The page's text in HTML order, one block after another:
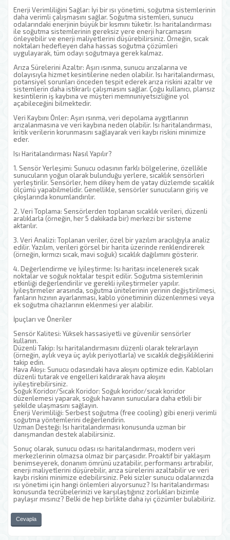
Enerji Verimliliğini Sağlar: İyi bir ısı yönetimi, soğutma sistemlerinin
daha verimli çalışmasını sağlar. Soğutma sistemleri, sunucu
odalarındaki enerjinin büyük bir kısmını tüketir. Isı haritalandırması
ile soğutma sistemlerinin gereksiz yere enerji harcamasını
önleyebilir ve enerji maliyetlerini düşürebilirsiniz. Örneğin, sıcak
noktaları hedefleyen daha hassas soğutma çözümleri
uygulayarak, tüm odayı soğutmaya gerek kalmaz.
Arıza Sürelerini Azaltır: Aşırı ısınma, sunucu arızalarına ve
dolayısıyla hizmet kesintilerine neden olabilir. Isı haritalandırması,
potansiyel sorunları önceden tespit ederek arıza riskini azaltır ve
sistemlerin daha istikrarlı çalışmasını sağlar. Çoğu kullanıcı, plansız
kesintilerin iş kaybına ve müşteri memnuniyetsizliğine yol
açabileceğini bilmektedir.
Veri Kaybını Önler: Aşırı ısınma, veri depolama aygıtlarının
arızalanmasına ve veri kaybına neden olabilir. Isı haritalandırması,
kritik verilerin korunmasını sağlayarak veri kaybı riskini minimize
eder.
Isı Haritalandırması Nasıl Yapılır?
1. Sensör Yerleşimi: Sunucu odasının farklı bölgelerine, özellikle
sunucuların yoğun olarak bulunduğu yerlere, sıcaklık sensörleri
yerleştirilir. Sensörler, hem dikey hem de yatay düzlemde sıcaklık
ölçümü yapabilmelidir. Genellikle, sensörler sunucuların giriş ve
çıkışlarında konumlandırılır.
2. Veri Toplama: Sensörlerden toplanan sıcaklık verileri, düzenli
aralıklarla (örneğin, her 5 dakikada bir) merkezi bir sisteme
aktarılır.
3. Veri Analizi: Toplanan veriler, özel bir yazılım aracılığıyla analiz
edilir. Yazılım, verileri görsel bir harita üzerinde renklendirerek
(örneğin, kırmızı sıcak, mavi soğuk) sıcaklık dağılımını gösterir.
4. Değerlendirme ve İyileştirme: Isı haritası incelenerek sıcak
noktalar ve soğuk noktalar tespit edilir. Soğutma sistemlerinin
etkinliği değerlendirilir ve gerekli iyileştirmeler yapılır.
İyileştirmeler arasında, soğutma ünitelerinin yerinin değiştirilmesi,
fanların hızının ayarlanması, kablo yönetiminin düzenlenmesi veya
ek soğutma cihazlarının eklenmesi yer alabilir.
İpuçları ve Öneriler
Sensör Kalitesi: Yüksek hassasiyetli ve güvenilir sensörler
kullanın.
Düzenli Takip: Isı haritalandırmasını düzenli olarak tekrarlayın
(örneğin, aylık veya üç aylık periyotlarla) ve sıcaklık değişikliklerini
takip edin.
Hava Akışı: Sunucu odasındaki hava akışını optimize edin. Kabloları
düzenli tutarak ve engelleri kaldırarak hava akışını
iyileştirebilirsiniz.
Soğuk Koridor/Sıcak Koridor: Soğuk koridor/sıcak koridor
düzenlemesi yaparak, soğuk havanın sunuculara daha etkili bir
şekilde ulaşmasını sağlayın.
Enerji Verimliliği: Serbest soğutma (free cooling) gibi enerji verimli
soğutma yöntemlerini değerlendirin.
Uzman Desteği: Isı haritalandırması konusunda uzman bir
danışmandan destek alabilirsiniz.
Sonuç olarak, sunucu odası ısı haritalandırması, modern veri
merkezlerinin olmazsa olmaz bir parçasıdır. Proaktif bir yaklaşım
benimseyerek, donanım ömrünü uzatabilir, performansı artırabilir,
enerji maliyetlerini düşürebilir, arıza sürelerini azaltabilir ve veri
kaybı riskini minimize edebilirsiniz. Peki sizler sunucu odalarınızda
ısı yönetimi için hangi önlemleri alıyorsunuz? Isı haritalandırması
konusunda tecrübelerinizi ve karşılaştığınız zorlukları bizimle
paylaşır mısınız? Belki de hep birlikte daha iyi çözümler bulabiliriz.
Cevapla